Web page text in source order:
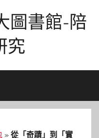
圖書館-陪
究
» 從「奇蹟」到「實